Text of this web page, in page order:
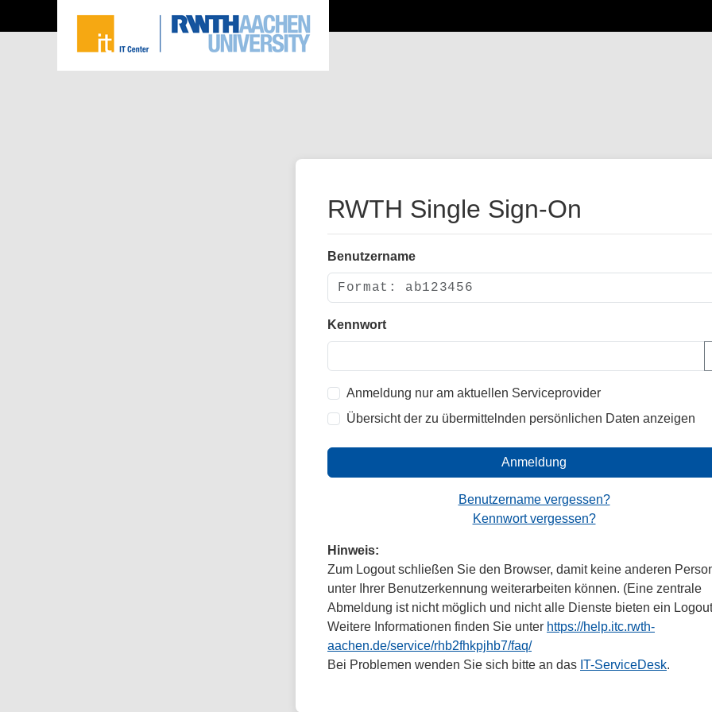
RWTH Single Sign-On
Benutzername
Kennwort
Anmeldung nur am aktuellen Serviceprovider
Übersicht der zu übermittelnden persönlichen Daten anzeigen
Anmeldung
Benutzername vergessen?
Kennwort vergessen?
Hinweis:
Zum Logout schließen Sie den Browser, damit keine anderen
unter Ihrer Benutzerkennung weiterarbeiten können. (Eine zentrale
Abmeldung ist nicht möglich und nicht alle Dienste bieten ein
Weitere Informationen finden Sie unter https://help.itc.rwth-
aachen.de/service/rhb2fhkpjhb7/faq/
Bei Problemen wenden Sie sich bitte an das IT-ServiceDesk.